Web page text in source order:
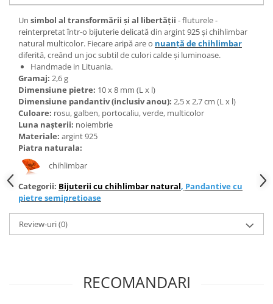
Bijuterii spinel
Bijuterii tanzanit
Bijuterii topaz
Bijuterii turcoaz
Bijuterii turmaline
Bijuterii morganit
Un simbol al transformării și al libertății - fluturele -
reinterpretat într-o bijuterie delicată din argint 925 și chihlimbar
natural multicolor. Fiecare aripă are o nuanță de chihlimbar
diferită, creând un joc subtil de culori calde și luminoase.
Handmade in Lituania.
Gramaj: 2,6 g
Dimensiune pietre: 10 x 8 mm (L x l)
Dimensiune pandantiv (inclusiv anou): 2,5 x 2,7 cm (L x l)
Culoare: rosu, galben, portocaliu, verde, multicolor
Luna nașterii: noiembrie
Materiale: argint 925
Piatra naturala:
chihlimbar
Categorii: Bijuterii cu chihlimbar natural, Pandantive cu
pietre semipretioase
Review-uri(0)
RECOMANDARI